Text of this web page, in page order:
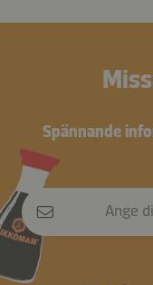
Spännande
Ange